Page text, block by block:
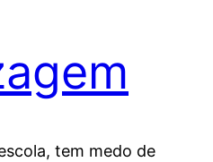
tem medo de